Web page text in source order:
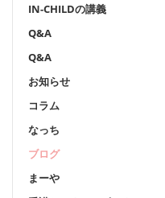
IN-CHILDの講義
Q&A
Q&A
お知らせ
コラム
なっち
ブログ
まーや